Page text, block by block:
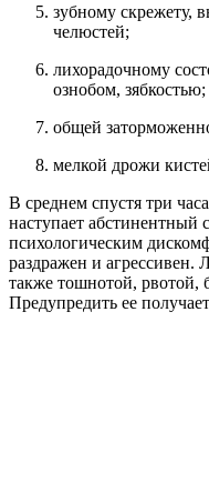
зубному скрежету,
челюстей;
лихорадочному
ознобом, зябкостью;
общей
мелкой дрожи
В среднем спустя три
наступает
психологическим
раздражен и агрессивен.
также тошнотой, рвотой,
Предупредить ее